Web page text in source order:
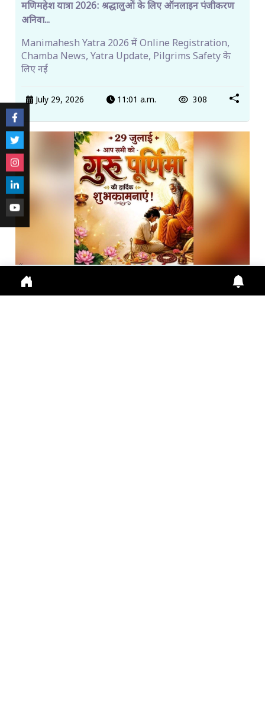
मणिमहेश यात्रा 2026: श्रद्धालुओं के लिए ऑनलाइन पंजीकरण
अनिवा...
Manimahesh Yatra 2026 में Online Registration,
Chamba News, Yatra Update, Pilgrims Safety के
लिए नई
July 29, 2026 11:01 a.m. 308
गुरु पूर्णिमा 2026: गुरु महिमा, आस्था और भारतीय संस्कृति का ...